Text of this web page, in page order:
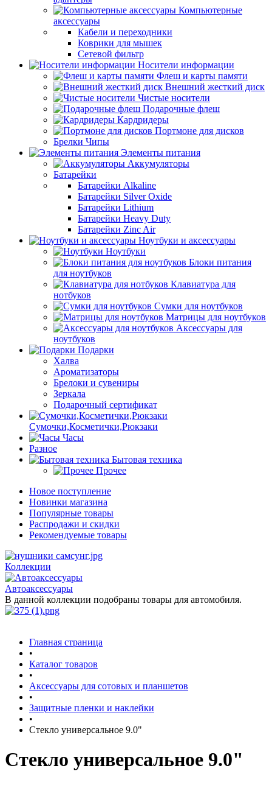
Компьютерные
аксессуары
Кабели и переходники
Коврики для мышек
Сетевой фильтр
Носители информации
Флеш и карты памяти
Внешний жесткий диск
Чистые носители
Подарочные флеш
Кардридеры
Портмоне для дисков
Брелки Чипы
Элементы питания
Аккумуляторы
Батарейки
Батарейки Alkaline
Батарейки Silver Oxide
Батарейки Lithium
Батарейки Heavy Duty
Батарейки Zinc Air
Ноутбуки и аксессуары
Ноутбуки
Блоки питания
для ноутбуков
Клавиатура для
нотбуков
Сумки для ноутбуков
Матрицы для ноутбуков
Аксессуары для
ноутбуков
Подарки
Халва
Ароматизаторы
Брелоки и сувениры
Зеркала
Подарочный сертификат
Сумочки,Косметички,Рюкзаки
Часы
Разное
Бытовая техника
Прочее
Новое поступление
Новинки магазина
Популярные товары
Распродажи и скидки
Рекомендуемые товары
Коллекции
Автоаксессуары
В данной коллекции подобраны товары для автомобиля.
Главная страница
•
Каталог товаров
•
Аксессуары для сотовых и планшетов
•
Защитные пленки и наклейки
•
Стекло универсальное 9.0"
Стекло универсальное 9.0"